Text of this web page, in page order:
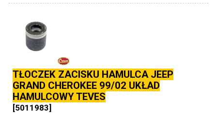
TŁOCZEK ZACISKU HAMULCA JEEP
GRAND CHEROKEE 99/02 UKŁAD
HAMULCOWY TEVES
[5011983]